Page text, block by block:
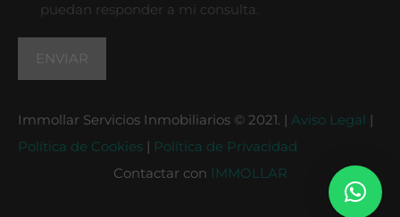
puedan responder a mi consulta.
Immollar Servicios Inmobiliarios © 2021. | Aviso Legal
|
Política de Cookies | Política de Privacidad
Contactar con IMMOLLAR